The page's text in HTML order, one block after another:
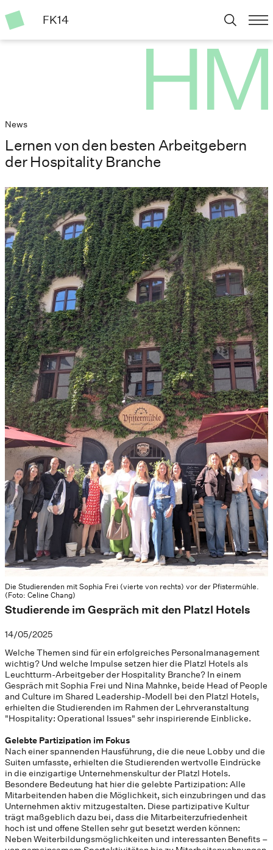
FK14
News
Lernen von den besten Arbeitgebern
der Hospitality Branche
Die Studierenden mit Sophia Frei (vierte von rechts) vor der Pfistermühle.
(Foto: Celine Chang)
Studierende im Gespräch mit den Platzl Hotels
14/05/2025
Welche Themen sind für ein erfolgreiches Personalmanagement
wichtig? Und welche Impulse setzen hier die Platzl Hotels als
Leuchtturm-Arbeitgeber der Hospitality Branche? In einem
Gespräch mit Sophia Frei und Nina Mahnke, beide Head of People
and Culture im Shared Leadership-Modell bei den Platzl Hotels,
erhielten die Studierenden im Rahmen der Lehrveranstaltung
"Hospitality: Operational Issues" sehr inspirierende Einblicke.
Gelebte Partizipation im Fokus
Nach einer spannenden Hausführung, die die neue Lobby und die
Suiten umfasste, erhielten die Studierenden wertvolle Eindrücke
in die einzigartige Unternehmenskultur der Platzl Hotels.
Besondere Bedeutung hat hier die gelebte Partizipation: Alle
Mitarbeitenden haben die Möglichkeit, sich einzubringen und das
Unternehmen aktiv mitzugestalten. Diese partizipative Kultur
trägt maßgeblich dazu bei, dass die Mitarbeiterzufriedenheit
hoch ist und offene Stellen sehr gut besetzt werden können:
Neben Weiterbildungsmöglichkeiten und interessanten Benefits –